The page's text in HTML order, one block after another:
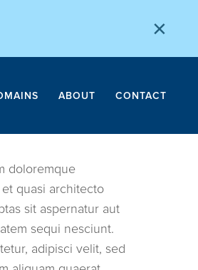
×
ABOUT CONTACT
doloremque
quasi architecto
sit aspernatur aut
sequi nesciunt.
adipisci velit, sed